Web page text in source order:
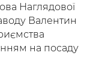
Наглядової
Валентин
на посаду